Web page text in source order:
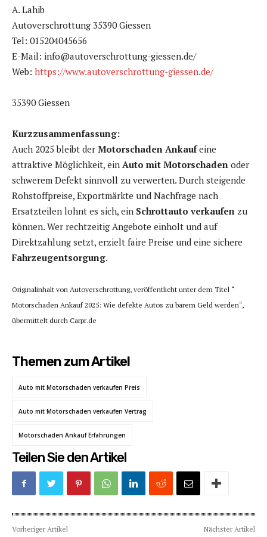
A. Lahib
Autoverschrottung 35390 Giessen
Tel: 015204045656
E-Mail: info@autoverschrottung-giessen.de/
Web: https://www.autoverschrottung-giessen.de/
35390 Giessen
Kurzzusammenfassung:
Auch 2025 bleibt der Motorschaden Ankaufeine
attraktive Möglichkeit, ein Auto mit Motorschaden oder
schwerem Defekt sinnvoll zu verwerten. Durch steigende
Rohstoffpreise, Exportmärkte und Nachfrage nach
Ersatzteilen lohnt es sich, ein Schrottauto verkaufen zu
können. Wer rechtzeitig Angebote einholt und auf
Direktzahlung setzt, erzielt faire Preise und eine sichere
Fahrzeugentsorgung.
Originalinhalt von Autoverschrottung, veröffentlicht unter dem Titel “
Motorschaden Ankauf 2025: Wie defekte Autos zu barem Geld werden“,
übermittelt durch Carpr.de
Themen zum Artikel
Auto mit Motorschaden verkaufen Preis
Auto mit Motorschaden verkaufen Vertrag
Motorschaden Ankauf Erfahrungen
Teilen Sie den Artikel
Vorheriger Artikel Nächster Artikel